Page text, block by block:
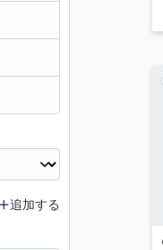
追加する